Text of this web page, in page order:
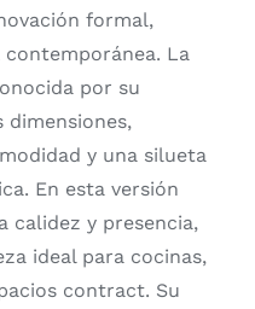
formal,
La
por su
dimensiones,
y una silueta
En esta versión
calidez y presencia,
ideal para cocinas,
contract. Su